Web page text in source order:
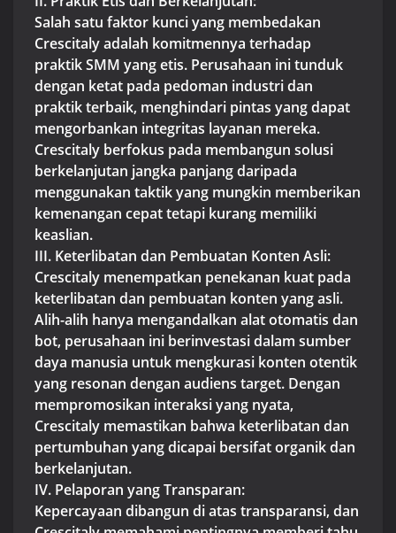
Salah satu faktor kunci yang membedakan
Crescitaly adalah komitmennya terhadap
praktik SMM yang etis. Perusahaan ini tunduk
dengan ketat pada pedoman industri dan
praktik terbaik, menghindari pintas yang dapat
mengorbankan integritas layanan mereka.
Crescitaly berfokus pada membangun solusi
berkelanjutan jangka panjang daripada
menggunakan taktik yang mungkin memberikan
kemenangan cepat tetapi kurang memiliki
keaslian.
III. Keterlibatan dan Pembuatan Konten Asli:
Crescitaly menempatkan penekanan kuat pada
keterlibatan dan pembuatan konten yang asli.
Alih-alih hanya mengandalkan alat otomatis dan
bot, perusahaan ini berinvestasi dalam sumber
daya manusia untuk mengkurasi konten otentik
yang resonan dengan audiens target. Dengan
mempromosikan interaksi yang nyata,
Crescitaly memastikan bahwa keterlibatan dan
pertumbuhan yang dicapai bersifat organik dan
berkelanjutan.
IV. Pelaporan yang Transparan:
Kepercayaan dibangun di atas transparansi, dan